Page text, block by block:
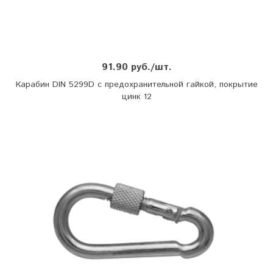
91.90 руб./шт.
Карабин DIN 5299D с предохранительной гайкой, покрытие
цинк 12